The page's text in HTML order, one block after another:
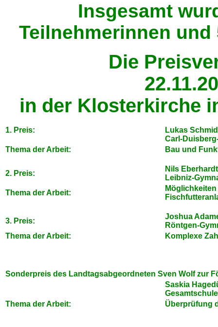
Insgesamt
Teilnehmerinnen
Die
in der Klosterkirche
1. Preis:
Lukas
Carl-
Thema der Arbeit:
Bau und
2. Preis:
Nils
Leibniz-
Thema der Arbeit:
3. Preis:
Joshua
Röntgen-
Thema der Arbeit:
Komplexe
Sonderpreis des Landtagsabgeordneten Sven Wolf zur
Saskia
Thema der Arbeit:
Überprüfung